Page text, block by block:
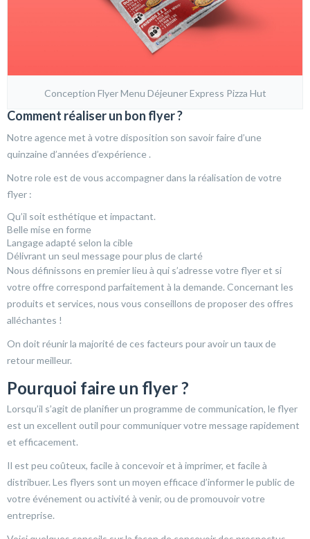
Conception Flyer Menu Déjeuner Express Pizza Hut
Comment réaliser un bon flyer ?
Notre agence met à votre disposition son savoir faire d’une
quinzaine d’années d’expérience .
Notre role est de vous accompagner dans la réalisation de votre
flyer :
Qu’il soit esthétique et impactant.
Belle mise en forme
Langage adapté selon la cible
Délivrant un seul message pour plus de clarté
Nous définissons en premier lieu à qui s’adresse votre flyer et si
votre offre correspond parfaitement à la demande. Concernant les
produits et services, nous vous conseillons de proposer des offres
alléchantes !
On doit réunir la majorité de ces facteurs pour avoir un taux de
retour meilleur.
Pourquoi faire un flyer ?
Lorsqu’il s’agit de planifier un programme de communication, le flyer
est un excellent outil pour communiquer votre message rapidement
et efficacement.
Il est peu coûteux, facile à concevoir et à imprimer, et facile à
distribuer. Les flyers sont un moyen efficace d’informer le public de
votre événement ou activité à venir, ou de promouvoir votre
entreprise.